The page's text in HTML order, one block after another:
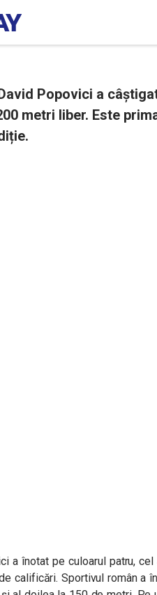
Popovici a
metri liber. Este
a înotat pe culoarul patru,
calificări. Sportivul român a